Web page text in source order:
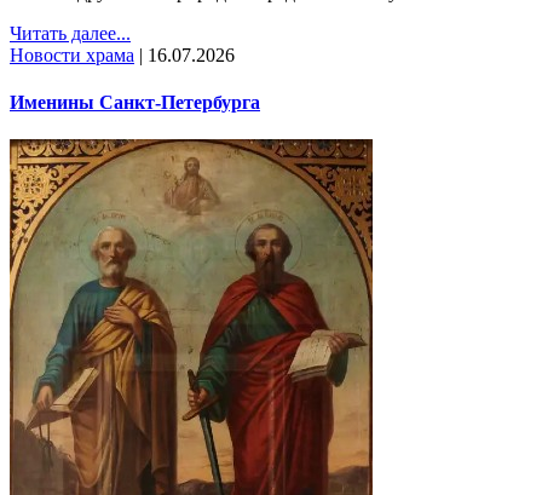
Читать далее...
Новости храма | 16.07.2026
Именины Санкт-Петербурга